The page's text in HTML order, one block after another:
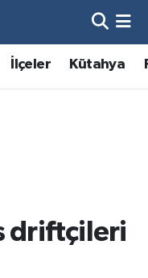
İlçeler Kütahya
driftçileri